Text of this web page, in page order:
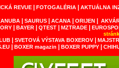
REVUE| FOTOGALÉRIA|
AKTUÁLNA
| SAURUS| ACANA| ORIJEN|
BAYER QTEST MZTRADE
SVETOVÁ VÝSTAVA BOXEROV
| BOXER magazin BOXER PUPPY|